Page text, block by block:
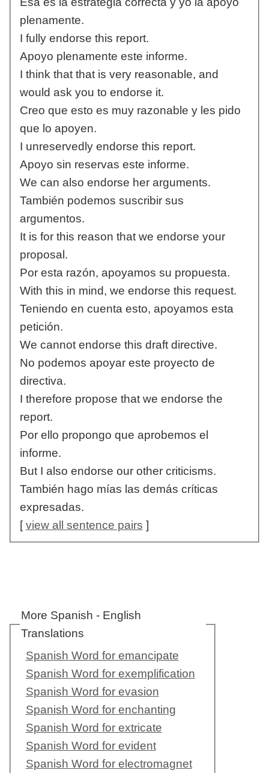
plenamente.
I fully endorse this report.
Apoyo plenamente este informe.
I think that that is very reasonable, and
would ask you to endorse it.
Creo que esto es muy razonable y les pido
que lo apoyen.
I unreservedly endorse this report.
Apoyo sin reservas este informe.
We can also endorse her arguments.
También podemos suscribir sus
argumentos.
It is for this reason that we endorse your
proposal.
Por esta razón, apoyamos su propuesta.
With this in mind, we endorse this request.
Teniendo en cuenta esto, apoyamos esta
petición.
We cannot endorse this draft directive.
No podemos apoyar este proyecto de
directiva.
I therefore propose that we endorse the
report.
Por ello propongo que aprobemos el
informe.
But I also endorse our other criticisms.
También hago mías las demás críticas
expresadas.
[view all sentence pairs ]
More Spanish - English
Translations
Spanish Word for emancipate
Spanish Word for exemplification
Spanish Word for evasion
Spanish Word for enchanting
Spanish Word for extricate
Spanish Word for evident
Spanish Word for electromagnet